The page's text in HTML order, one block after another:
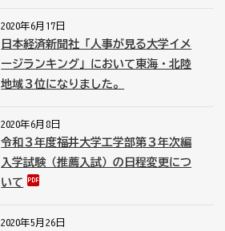
2020年6月17日
日本経済新聞社「人事が見る大学イメ
ージランキング」において東海・北陸
地域３位になりました。
2020年6月8日
令和３年度福井大学工学部第３年次編
入学試験（推薦入試）の日程変更につ
いて
2020年5月26日